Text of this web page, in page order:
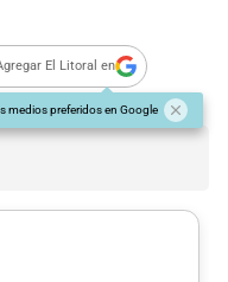
El Litoral en
medios preferidos en Google